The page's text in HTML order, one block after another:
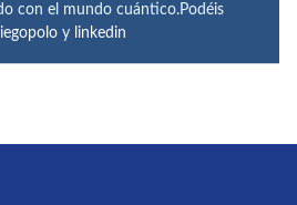
con el mundo cuántico.Podéis
y linkedin